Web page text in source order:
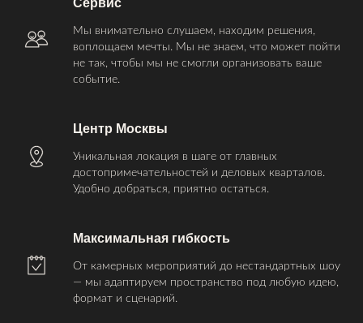
Сервис
Мы внимательно слушаем, находим решения,
воплощаем мечты. Мы не знаем, что может пойти
не так, чтобы мы не смогли организовать ваше
событие.
Центр Москвы
Уникальная локация в шаге от главных
достопримечательностей и деловых кварталов.
Удобно добраться, приятно остаться.
Максимальная гибкость
От камерных мероприятий до нестандартных шоу
— мы адаптируем пространство под любую идею,
формат и сценарий.